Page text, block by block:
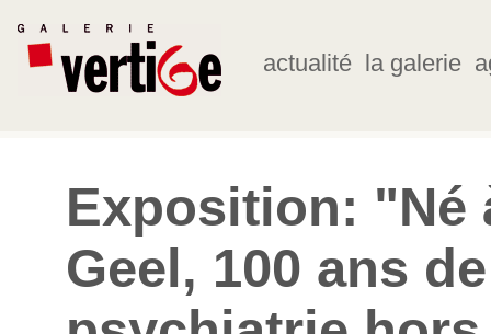
actualité la galerie
Exposition: "Né
Geel, 100 ans de